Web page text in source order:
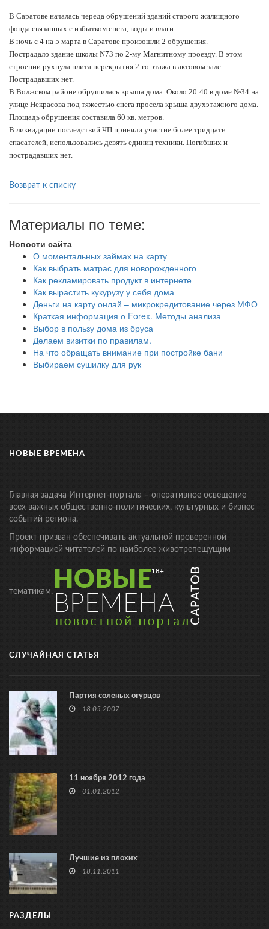
В Саратове началась череда обрушений зданий старого жилищного
фонда связанных с избытком снега, воды и влаги.
В ночь с 4 на 5 марта в Саратове произошли 2 обрушения.
Пострадало здание школы N73 по 2-му Магнитному проезду. В этом
строении рухнула плита перекрытия 2-го этажа в актовом зале.
Пострадавших нет.
В Волжском районе обрушилась крыша дома. Около 20:40 в доме №34 на
улице Некрасова под тяжестью снега просела крыша двухэтажного дома.
Площадь обрушения составила 60 кв. метров.
В ликвидации последствий ЧП приняли участие более тридцати
спасателей, использовались девять единиц техники. Погибших и
пострадавших нет.
Возврат к списку
Материалы по теме:
Новости сайта
О моментальных займах на карту
Как выбрать матрас для новорожденного
Как рекламировать продукт в интернете
Как вырастить кукурузу у себя дома
Деньги на карту онлай – микрокредитование через МФО
Краткая информация о Forex. Методы анализа
Выбор в пользу дома из бруса
Делаем визитки по правилам.
На что обращать внимание при постройке бани
Выбираем сушилку для рук
НОВЫЕ ВРЕМЕНА
Главная задача Интернет-портала – оперативное освещение
всех важных общественно-политических, культурных и бизнес
событий региона.
Проект призван обеспечивать актуальной проверенной
информацией читателей по наиболее животрепещущим
тематикам.
СЛУЧАЙНАЯ СТАТЬЯ
Партия соленых огурцов
18.05.2007
11 ноября 2012 года
01.01.2012
Лучшие из плохих
18.11.2011
РАЗДЕЛЫ